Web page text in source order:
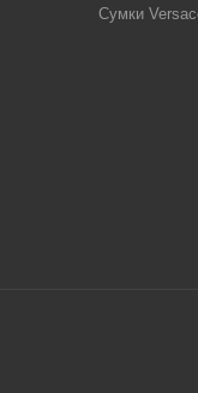
Сумки